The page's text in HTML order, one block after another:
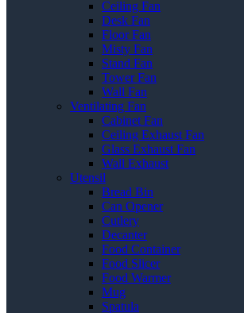
Ceiling Fan
Desk Fan
Floor Fan
Misty Fan
Stand Fan
Tower Fan
Wall Fan
Ventilating Fan
Cabinet Fan
Ceiling Exhaust Fan
Glass Exhaust Fan
Wall Exhaust
Utensil
Bread Bin
Can Opener
Cutlery
Decanter
Food Container
Food Slicer
Food Warmer
Mug
Spatula